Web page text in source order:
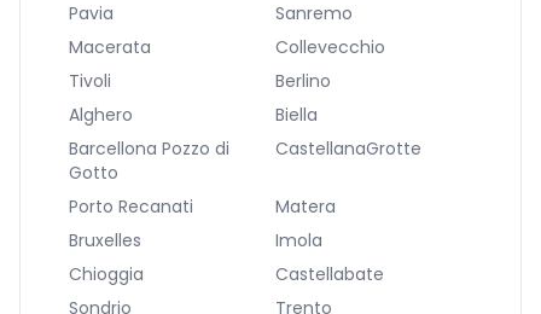
Pavia
Sanremo
Macerata
Collevecchio
Tivoli
Berlino
Alghero
Biella
Barcellona Pozzo di
Gotto
CastellanaGrotte
Porto Recanati
Matera
Bruxelles
Imola
Chioggia
Castellabate
Sondrio
Trento